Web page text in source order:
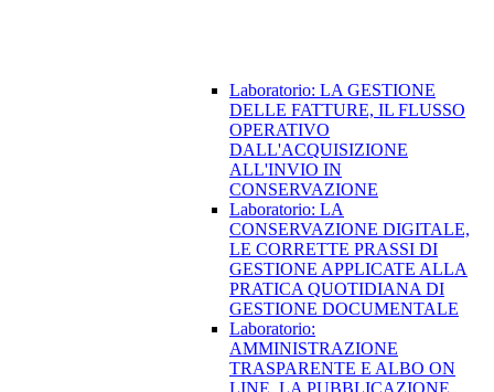
Laboratorio: LA GESTIONE
DELLE FATTURE, IL FLUSSO
OPERATIVO
DALL'ACQUISIZIONE
ALL'INVIO IN
CONSERVAZIONE
Laboratorio: LA
CONSERVAZIONE DIGITALE,
LE CORRETTE PRASSI DI
GESTIONE APPLICATE ALLA
PRATICA QUOTIDIANA DI
GESTIONE DOCUMENTALE
Laboratorio:
AMMINISTRAZIONE
TRASPARENTE E ALBO ON